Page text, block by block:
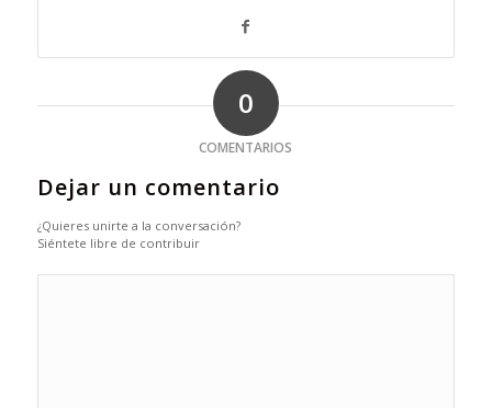
0
COMENTARIOS
Dejar un comentario
¿Quieres unirte a la conversación?
Siéntete libre de contribuir